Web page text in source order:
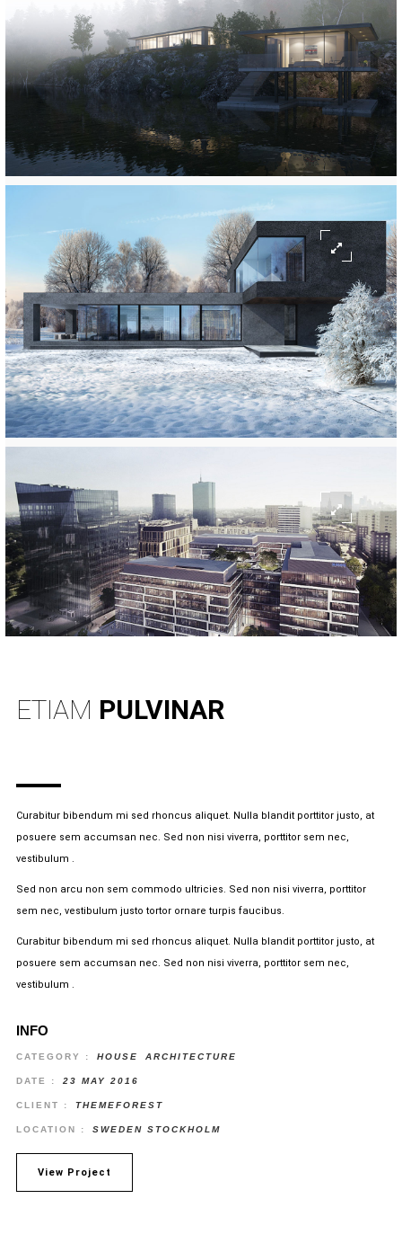
ETIAM PULVINAR
Curabitur bibendum mi sed rhoncus aliquet. Nulla blandit porttitor justo, at
posuere sem accumsan nec. Sed non nisi viverra, porttitor sem nec,
vestibulum .
Sed non arcu non sem commodo ultricies. Sed non nisi viverra, porttitor
sem nec, vestibulum justo tortor ornare turpis faucibus.
Curabitur bibendum mi sed rhoncus aliquet. Nulla blandit porttitor justo, at
posuere sem accumsan nec. Sed non nisi viverra, porttitor sem nec,
vestibulum .
INFO
CATEGORY : HOUSE ARCHITECTURE
DATE : 23 MAY 2016
CLIENT : THEMEFOREST
LOCATION : SWEDEN STOCKHOLM
View Project